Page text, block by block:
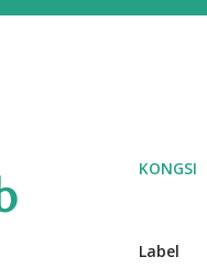
KONGSI
Label